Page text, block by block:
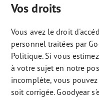
Vos droits
Vous avez le droit
personnel traitées par
Politique. Si vous
à votre sujet en notre
incomplète, vous
soit corrigée. Goodyear